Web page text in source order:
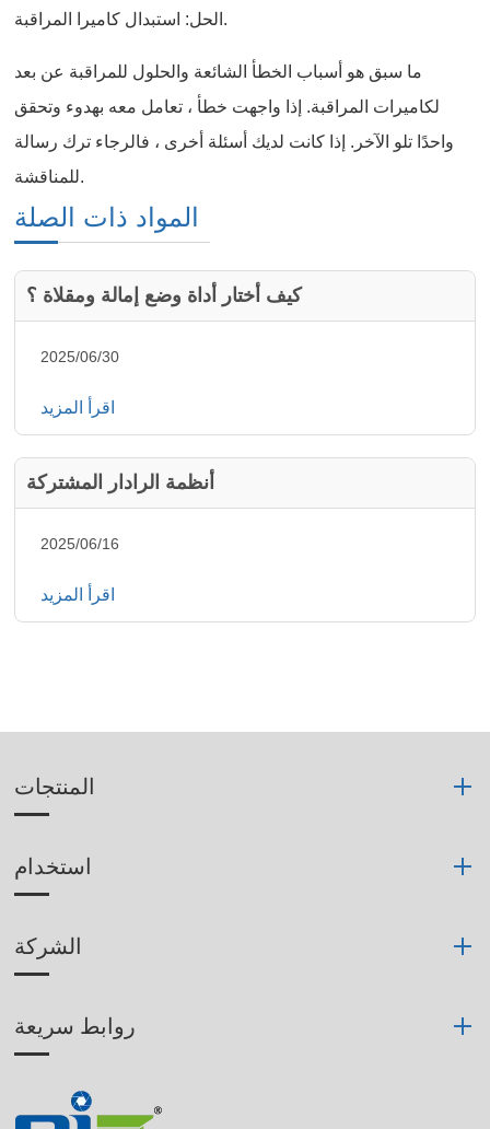
الحل: استبدال كاميرا المراقبة.
ما سبق هو أسباب الخطأ الشائعة والحلول للمراقبة عن بعد
لكاميرات المراقبة. إذا واجهت خطأ ، تعامل معه بهدوء وتحقق
واحدًا تلو الآخر. إذا كانت لديك أسئلة أخرى ، فالرجاء ترك رسالة
للمناقشة.
المواد ذات الصلة
كيف أختار أداة وضع إمالة ومقلاة ؟
2025/06/30
اقرأ المزيد
أنظمة الرادار المشتركة
2025/06/16
اقرأ المزيد
المنتجات
استخدام
الشركة
روابط سريعة